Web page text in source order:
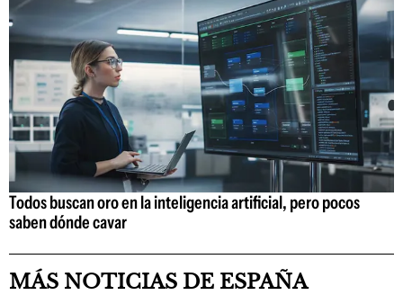
Todos buscan oro en la inteligencia artificial, pero pocos
saben dónde cavar
MÁS NOTICIAS DE ESPAÑA